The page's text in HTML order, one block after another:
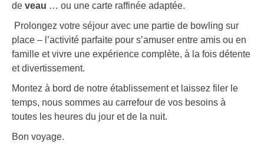
de veau … ou une carte raffinée adaptée.
Prolongez votre séjour avec une partie de bowling sur
place – l’activité parfaite pour s’amuser entre amis ou en
famille et vivre une expérience complète, à la fois détente
et divertissement.
Montez à bord de notre établissement et laissez filer le
temps, nous sommes au carrefour de vos besoins à
toutes les heures du jour et de la nuit.
Bon voyage.